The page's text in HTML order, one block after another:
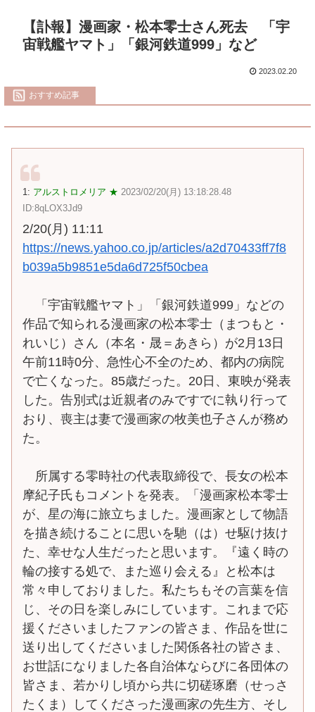
【訃報】漫画家・松本零士さん死去 「宇
宙戦艦ヤマト」「銀河鉄道999」など
2023.02.20
おすすめ記事
1: アルストロメリア ★ 2023/02/20(月) 13:18:28.48
ID:8qLOX3Jd9
2/20(月) 11:11
https://news.yahoo.co.jp/articles/a2d70433ff7f8
b039a5b9851e5da6d725f50cbea
「宇宙戦艦ヤマト」「銀河鉄道999」などの
作品で知られる漫画家の松本零士（まつもと・
れいじ）さん（本名・晟＝あきら）が2月13日
午前11時0分、急性心不全のため、都内の病院
で亡くなった。85歳だった。20日、東映が発表
した。告別式は近親者のみですでに執り行って
おり、喪主は妻で漫画家の牧美也子さんが務め
た。
所属する零時社の代表取締役で、長女の松本
摩紀子氏もコメントを発表。「漫画家松本零士
が、星の海に旅立ちました。漫画家として物語
を描き続けることに思いを馳（は）せ駆け抜け
た、幸せな人生だったと思います。『遠く時の
輪の接する処で、また巡り会える』と松本は
常々申しておりました。私たちもその言葉を信
じ、その日を楽しみにしています。これまで応
援くださいましたファンの皆さま、作品を世に
送り出してくださいました関係各社の皆さま、
お世話になりました各自治体ならびに各団体の
皆さま、若かりし頃から共に切磋琢磨（せっさ
たくま）してくださった漫画家の先生方、そし